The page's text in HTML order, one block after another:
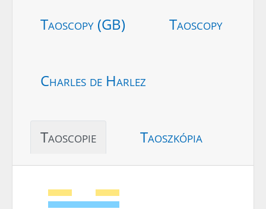
Taoscopy (GB) Taoscopy
Charles de Harlez
Taoscopie Taoszkópia